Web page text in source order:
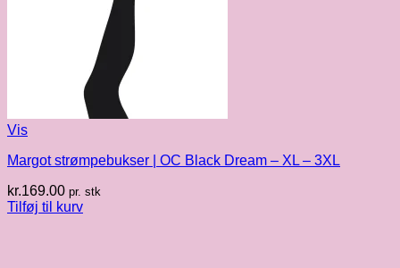
Vis
Margot strømpebukser | OC Black Dream – XL – 3XL
kr.169.00 pr. stk
Tilføj til kurv